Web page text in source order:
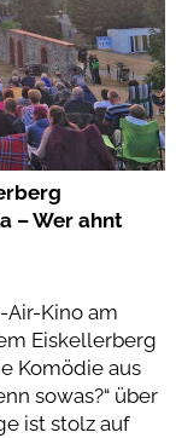
– Wer ahnt
Air-Kino am
Eiskellerberg
Komödie aus
sowas?“ über
ist stolz auf